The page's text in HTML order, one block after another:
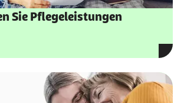
Sie Pflegeleistungen